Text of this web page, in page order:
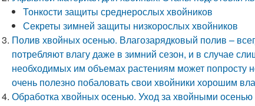
Тонкости защиты среднерослых хвойников
Секреты зимней защиты низкорослых хвойников
Полив хвойных осенью. Влагозарядковый полив –
потребляют влагу даже в зимний сезон, и в случае
необходимых им объемах растениям может попросту
очень полезно побаловать свои хвойники хорошим
Обработка хвойных осенью. Уход за хвойными осенью